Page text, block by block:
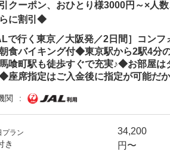
クーポン、おひとり様3000円～×人
に割引◆
で行く東京／大阪発／2日間］コン
食バイキング付◆東京駅から2駅4分
喰町駅も徒歩すぐで充実♪◆お部屋は
座席指定はご入金後に指定が可能だか
関
プラン
き
34,200
円〜